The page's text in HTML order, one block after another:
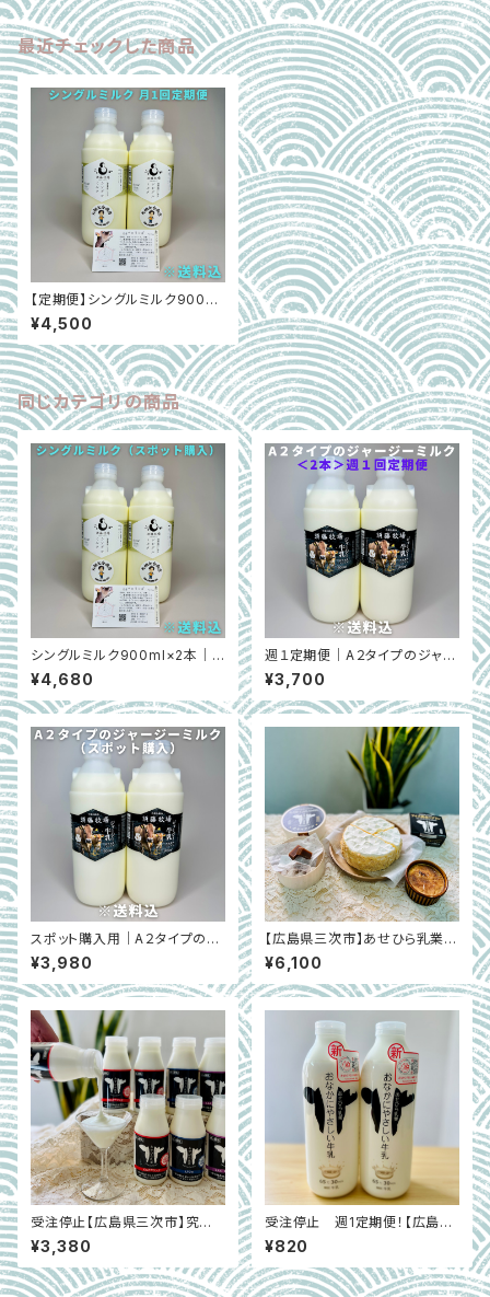
最近チェックした商品
【定期便】シングルミルク900ml
×2本 月1回お届け｜超新鮮 低
温殺菌ノンホモ牛乳 （千葉県
館山市）
¥4,500
同じカテゴリの商品
シングルミルク900ml×2本｜
超新鮮 低温殺菌ノンホモ牛乳
【千葉県館山市】
¥4,680
週１定期便｜A２タイプのジャー
ジーミルク900㎖×2本 ※超
新鮮・低温殺菌・ノンホモ｜千葉
県館山市
¥3,700
スポット購入用｜A２タイプのジ
ャージーミルク900㎖×2本 ※
超新鮮・低温殺菌・ノンホモ｜千
葉県館山市
¥3,980
【広島県三次市】あせひら乳業の
スイーツセット（チーズケーキ・ア
イス黄金のプリン・生キャラメ
ル）
¥6,100
受注停止【広島県三次市】究極
の飲むヨーグルト ※A2タイプ
のミルクを使用 1ccあたり10
億個の乳酸菌
¥3,380
受注停止 週1定期便！【広島県
三次市】おなかにやさしい牛
乳 ※A2タイプのミルク・鮮度
抜群・低温殺菌・ノンホモ
¥820